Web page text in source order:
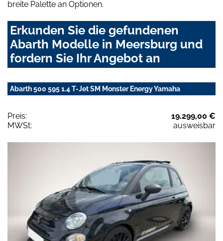
breite Palette an Optionen.
Erkunden Sie die gefundenen
Abarth Modelle in Meersburg und
fordern Sie Ihr Angebot an
Abarth 500 595 1.4 T-Jet SM Monster Energy Yamaha
Preis:
19.299,00 €
MWSt:
ausweisbar